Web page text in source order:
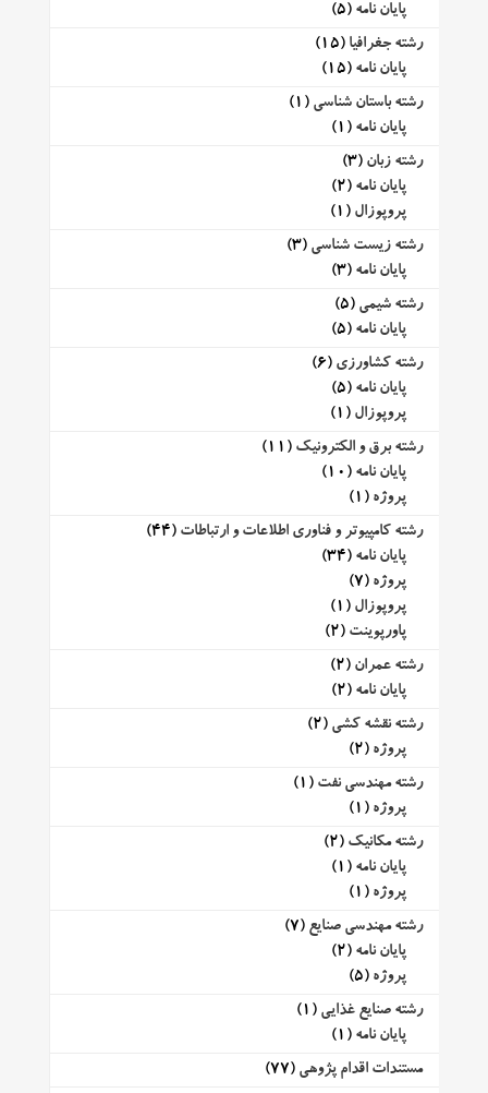
پایان نامه (5)
رشته جغرافیا (15)
پایان نامه (15)
رشته باستان شناسی (1)
پایان نامه (1)
رشته زبان (3)
پایان نامه (2)
پروپوزال (1)
رشته زیست شناسی (3)
پایان نامه (3)
رشته شیمی (5)
پایان نامه (5)
رشته کشاورزی (6)
پایان نامه (5)
پروپوزال (1)
رشته برق و الکترونیک (11)
پایان نامه (10)
پروژه (1)
رشته کامپیوتر و فناوری اطلاعات و ارتباطات (44)
پایان نامه (34)
پروژه (7)
پروپوزال (1)
پاورپوینت (2)
رشته عمران (2)
پایان نامه (2)
رشته نقشه کشی (2)
پروژه (2)
رشته مهندسی نفت (1)
پروژه (1)
رشته مکانیک (2)
پایان نامه (1)
پروژه (1)
رشته مهندسی صنایع (7)
پایان نامه (2)
پروژه (5)
رشته صنایع غذایی (1)
پایان نامه (1)
مستندات اقدام پژوهی (77)